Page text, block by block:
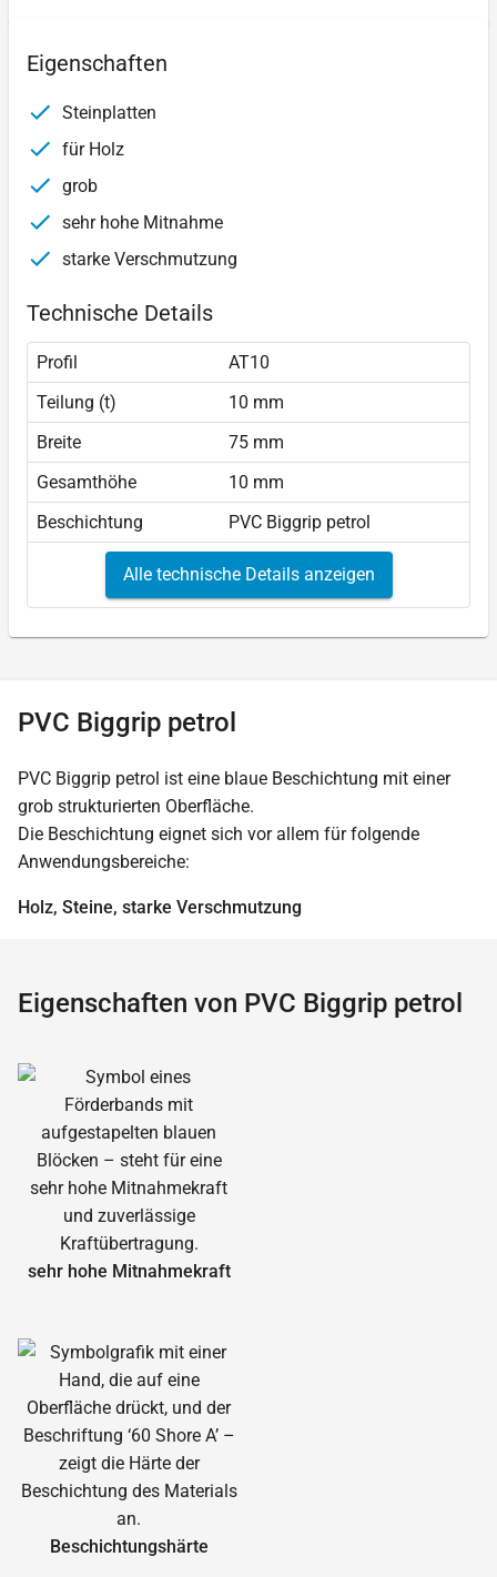
Eigenschaften
Steinplatten
für Holz
grob
sehr hohe Mitnahme
starke Verschmutzung
Technische Details
Profil
AT10
Teilung (t)
10 mm
Breite
75 mm
Gesamthöhe
10 mm
Beschichtung
PVC Biggrip petrol
Alle technische Details anzeigen
PVC Biggrip petrol
PVC Biggrip petrol ist eine blaue Beschichtung mit einer
grob strukturierten Oberfläche.
Die Beschichtung eignet sich vor allem für folgende
Anwendungsbereiche:
Holz, Steine, starke Verschmutzung
Eigenschaften von PVC Biggrip petrol
sehr hohe Mitnahmekraft
Beschichtungshärte